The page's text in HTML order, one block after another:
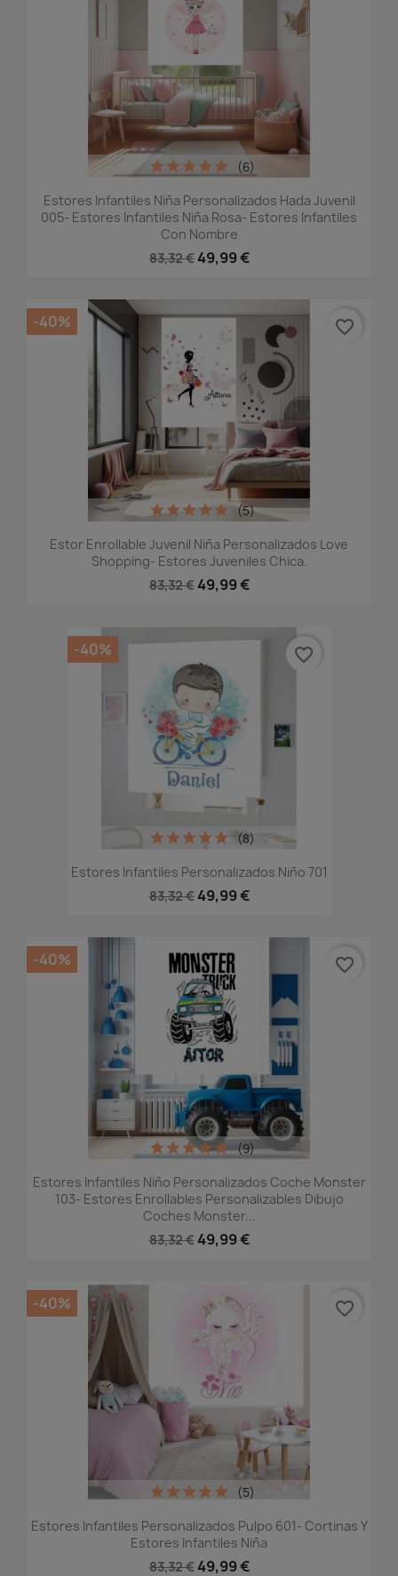
Estores Infantiles Niña Personalizados Hada Juvenil
005- Estores Infantiles Niña Rosa- Estores Infantiles
Con Nombre
83,32 € 49,99 €
(6)
Estor Enrollable Juvenil Niña Personalizados Love
Shopping- Estores Juveniles Chica.
83,32 € 49,99 €
(5)
-40% favorite_border
Estores Infantiles Personalizados Niño 701
83,32 € 49,99 €
(8)
-40% favorite_border
Estores Infantiles Niño Personalizados Coche Monster
103- Estores Enrollables Personalizables Dibujo
Coches Monster...
83,32 € 49,99 €
(9)
-40% favorite_border
Estores Infantiles Personalizados Pulpo 601- Cortinas Y
Estores Infantiles Niña
83,32 € 49,99 €
(5)
-40% favorite_border